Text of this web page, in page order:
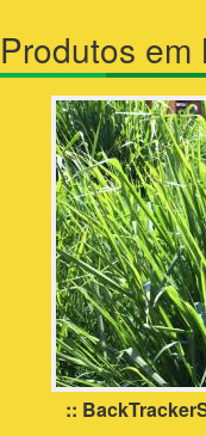
Produtos em
::